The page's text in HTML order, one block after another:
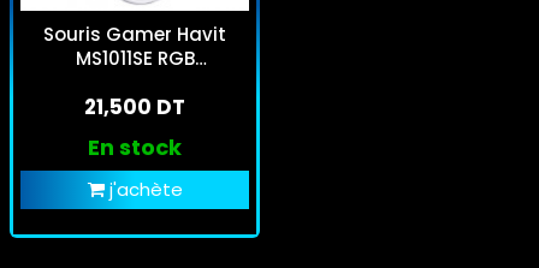
Souris Gamer Havit
MS1011SE RGB
21,500 DT
En stock
j'achète